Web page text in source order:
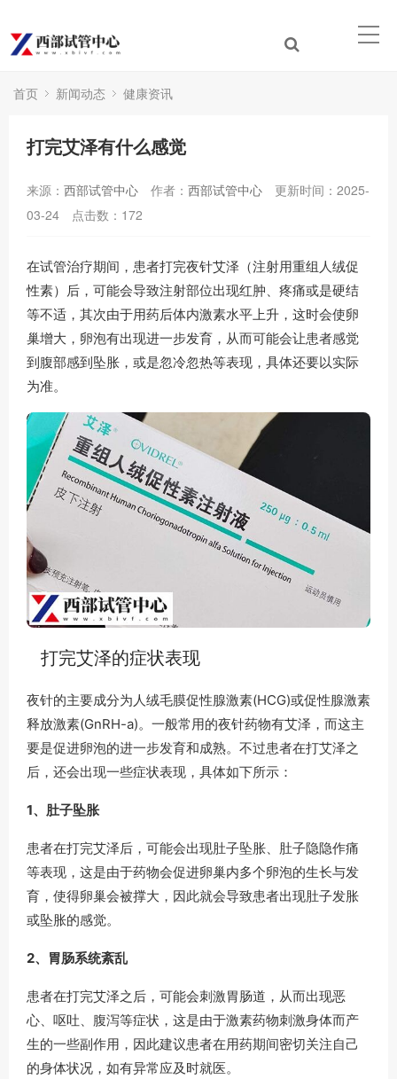
首页 新闻动态 健康资讯
打完艾泽有什么感觉
来源： 西部试管中心 作者： 西部试管中心
更新时间：2025-
03-24
点击数： 172
在试管治疗期间，患者打完夜针艾泽（注射用重组人绒促
性素）后，可能会导致注射部位出现红肿、疼痛或是硬结
等不适，其次由于用药后体内激素水平上升，这时会使卵
巢增大，卵泡有出现进一步发育，从而可能会让患者感觉
到腹部感到坠胀，或是忽冷忽热等表现，具体还要以实际
为准。
打完艾泽的症状表现
夜针的主要成分为人绒毛膜促性腺激素(HCG)或促性腺激素
释放激素(GnRH-a)。一般常用的夜针药物有艾泽，而这主
要是促进卵泡的进一步发育和成熟。不过患者在打艾泽之
后，还会出现一些症状表现，具体如下所示：
1、肚子坠胀
患者在打完艾泽后，可能会出现肚子坠胀、肚子隐隐作痛
等表现，这是由于药物会促进卵巢内多个卵泡的生长与发
育，使得卵巢会被撑大，因此就会导致患者出现肚子发胀
或坠胀的感觉。
2、胃肠系统紊乱
患者在打完艾泽之后，可能会刺激胃肠道，从而出现恶
心、呕吐、腹泻等症状，这是由于激素药物刺激身体而产
生的一些副作用，因此建议患者在用药期间密切关注自己
的身体状况，如有异常应及时就医。